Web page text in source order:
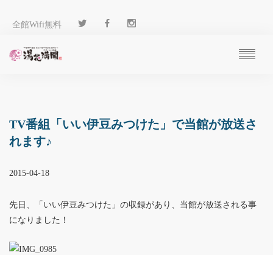
全館Wifi無料
客 室
温 泉
料 理
施 設
ブログ
ENGLISH
TV番組「いい伊豆みつけた」で当館が放送さ
れます♪
2015-04-18
先日、「いい伊豆みつけた」の収録があり、当館が放送される事
になりました！